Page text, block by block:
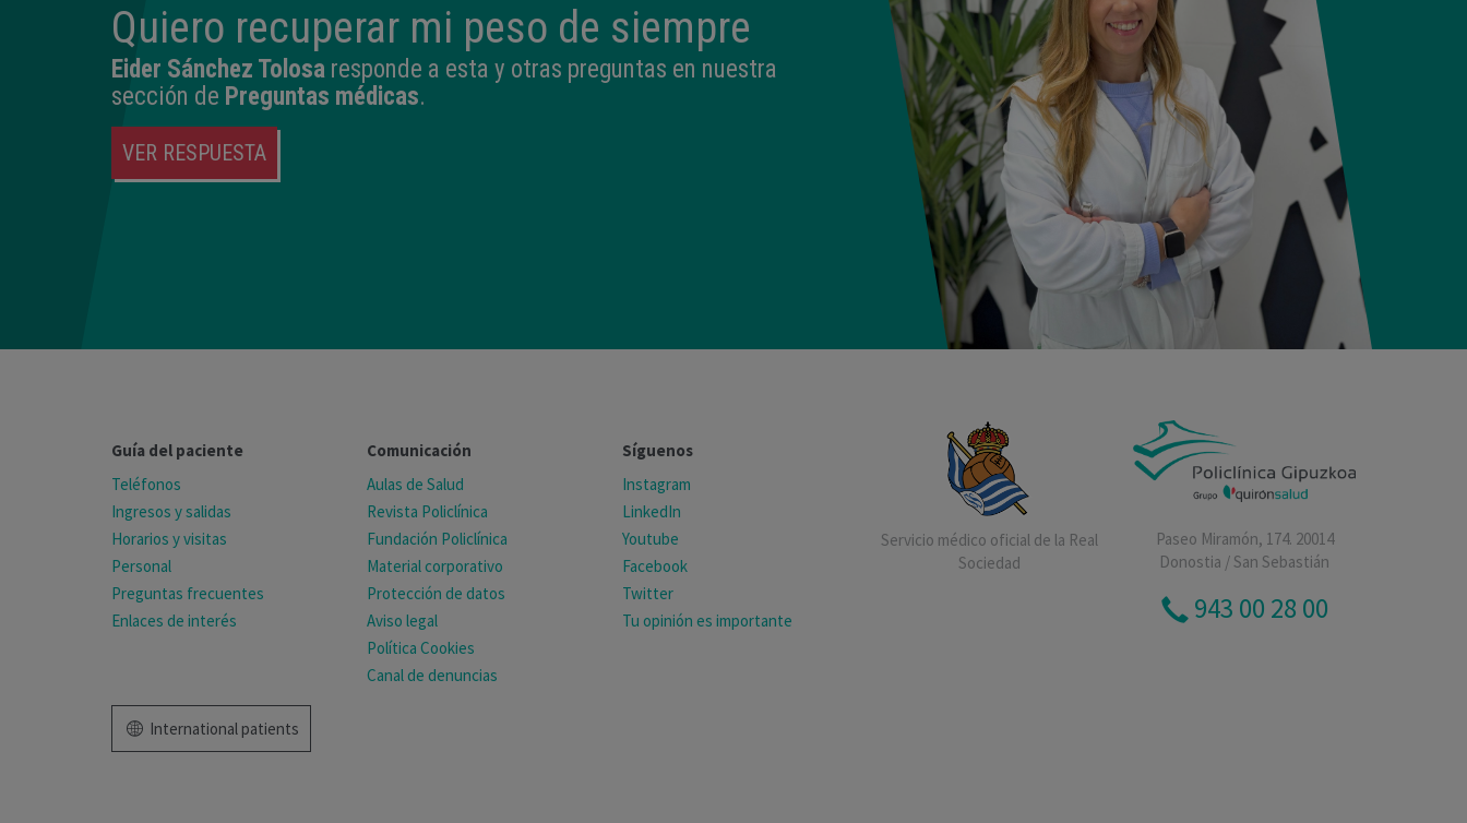
Quiero recuperar mi peso de siempre
Eider Sánchez Tolosa responde a esta y otras preguntas en nuestra
sección de Preguntas médicas.
VER RESPUESTA
Guía del paciente
Teléfonos
Ingresos y salidas
Horarios y visitas
Personal
Preguntas frecuentes
Enlaces de interés
Comunicación
Aulas de Salud
Revista Policlínica
Fundación Policlínica
Material corporativo
Protección de datos
Aviso legal
Política Cookies
Canal de denuncias
Síguenos
Instagram
LinkedIn
Youtube
Facebook
Twitter
Tu opinión es importante
Servicio médico oficial de la Real
Sociedad
Paseo Miramón, 174. 20014
Donostia / San Sebastián
943 00 28 00
International patients